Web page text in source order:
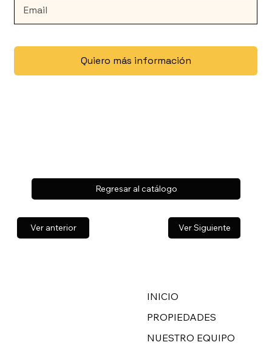
Ver anterior
Regresar al catálogo
Ver Siguiente
Quiero más información
INICIO
PROPIEDADES
NUESTRO EQUIPO